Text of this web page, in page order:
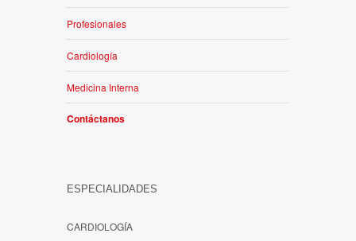
Profesionales
Cardiología
Medicina Interna
Contáctanos
ESPECIALIDADES
CARDIOLOGÍA